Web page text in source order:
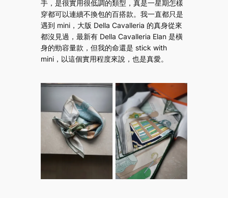
手，是很實用很低調的類型，真是一星期怎樣
穿都可以連續不換包的百搭款。我一直都只是
遇到 mini，大版 Della Cavalleria 的真身從來
都沒見過，最新有 Della Cavalleria Elan 是橫
身的勁容量款，但我的命還是 stick with
mini，以這個實用程度來說，也是真愛。